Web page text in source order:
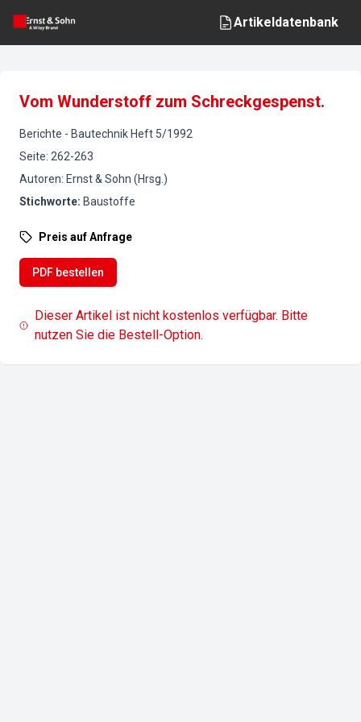
Artikeldatenbank
Vom Wunderstoff zum Schreckgespenst.
Berichte - Bautechnik Heft 5/1992
Seite: 262-263
Autoren: Ernst & Sohn (Hrsg.)
Stichworte: Baustoffe
Preis auf Anfrage
PDF bestellen
Dieser Artikel ist nicht kostenlos verfügbar. Bitte
nutzen Sie die Bestell-Option.